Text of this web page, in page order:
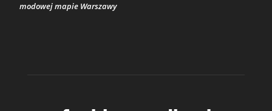
modowej mapie Warszawy